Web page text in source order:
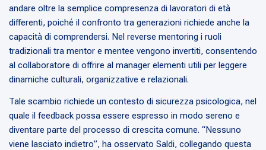
andare oltre la semplice compresenza di lavoratori di età
differenti, poiché il confronto tra generazioni richiede anche la
capacità di comprendersi. Nel reverse mentoring i ruoli
tradizionali tra mentor e mentee vengono invertiti, consentendo
al collaboratore di offrire al manager elementi utili per leggere
dinamiche culturali, organizzative e relazionali.
Tale scambio richiede un contesto di sicurezza psicologica, nel
quale il feedback possa essere espresso in modo sereno e
diventare parte del processo di crescita comune. “Nessuno
viene lasciato indietro”, ha osservato Saldi, collegando questa